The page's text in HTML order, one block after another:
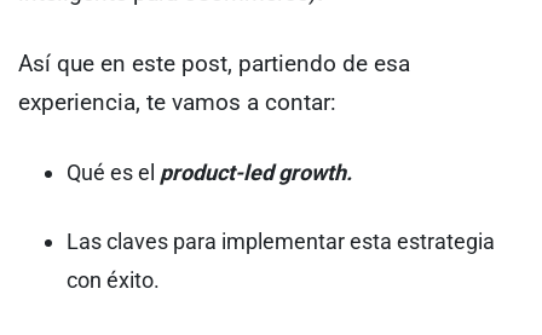
Así que en este post, partiendo de esa
experiencia, te vamos a contar:
Qué es el product-led growth.
Las claves para implementar esta estrategia
con éxito.